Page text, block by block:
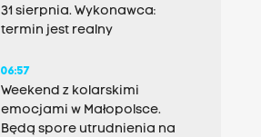
31 sierpnia. Wykonawca:
termin jest realny
06:57
Weekend z kolarskimi
emocjami w Małopolsce.
Będą spore utrudnienia na